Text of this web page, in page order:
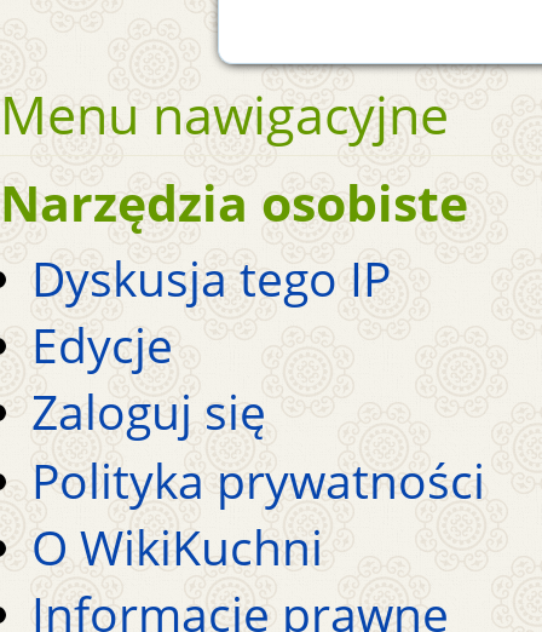
Menu nawigacyjne
Narzędzia osobiste
Dyskusja tego IP
Edycje
Zaloguj się
Polityka prywatności
O WikiKuchni
Informacje prawne